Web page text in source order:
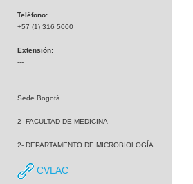
Teléfono:
+57 (1) 316 5000
Extensión:
---
Sede Bogotá
2- FACULTAD DE MEDICINA
2- DEPARTAMENTO DE MICROBIOLOGÍA
CVLAC